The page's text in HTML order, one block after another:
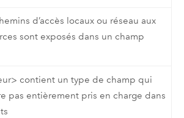
d’accès locaux ou réseau aux
sont exposés dans un champ
contient un type de champ qui
pas entièrement pris en charge dans